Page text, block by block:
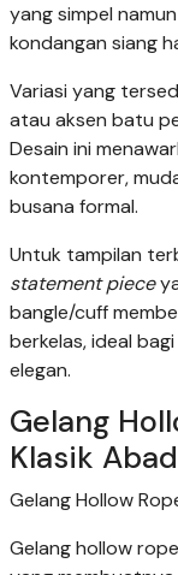
yang simpel
kondangan siang
Variasi yang
atau aksen batu
Desain ini
kontemporer,
busana formal.
Untuk tampilan
statement piece
bangle/cuff
berkelas, ideal
elegan.
Gelang
Klasik
Gelang Hollow
Gelang hollow